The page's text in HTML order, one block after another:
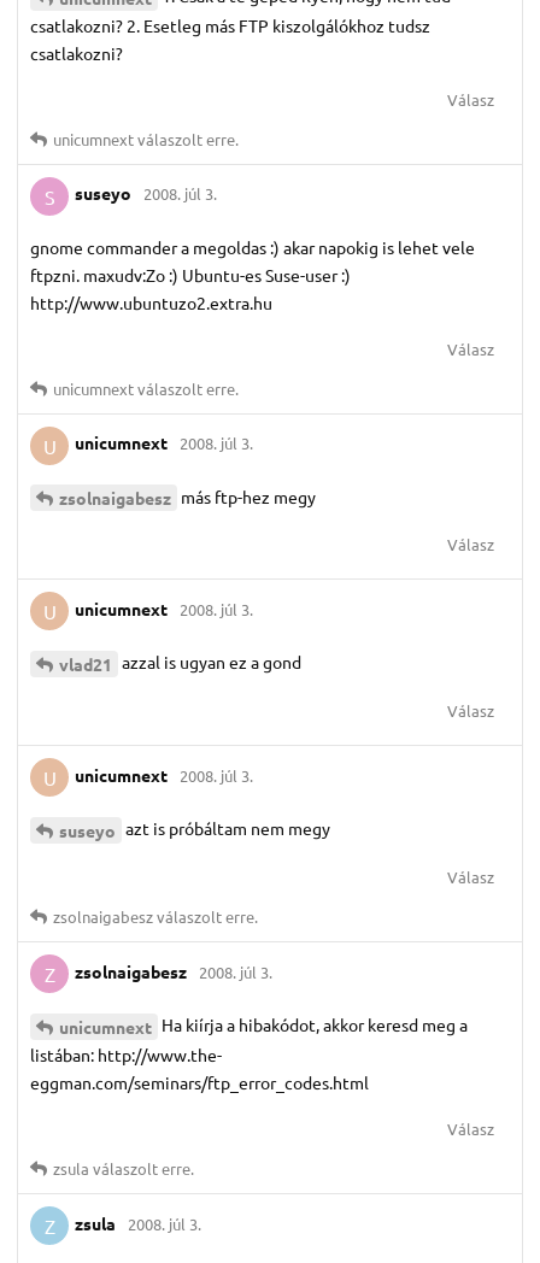
csatlakozni? 2. Esetleg más FTP kiszolgálókhoz tudsz
csatlakozni?
Válasz
unicumnextválaszolt erre.
S suseyo 2008. júl 3.
gnome commander a megoldas :) akar napokig is lehet vele
ftpzni. maxudv:Zo :) Ubuntu-es Suse-user :)
http://www.ubuntuzo2.extra.hu
Válasz
unicumnextválaszolt erre.
U unicumnext 2008. júl 3.
zsolnaigabesz más ftp-hez megy
Válasz
U unicumnext 2008. júl 3.
vlad21 azzal is ugyan ez a gond
Válasz
U unicumnext 2008. júl 3.
suseyo azt is próbáltam nem megy
Válasz
zsolnaigabeszválaszolt erre.
Z zsolnaigabesz 2008. júl 3.
unicumnext Ha kiírja a hibakódot, akkor keresd meg a
listában: http://www.the-
eggman.com/seminars/ftp_error_codes.html
Válasz
zsula válaszolt erre.
Z zsula 2008. júl 3.